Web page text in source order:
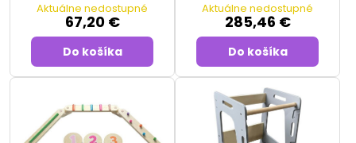
Aktuálne nedostupné
67,20 €
Do košíka
Aktuálne nedostupné
285,46 €
Do košíka